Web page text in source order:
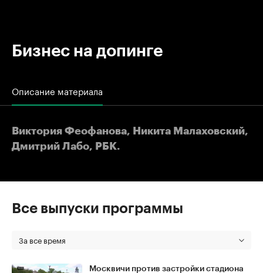
Бизнес на допинге
Описание материала
Виктория Феофанова, Никита Малаховский,
Дмитрий Лабо, РБК.
Все выпуски программы
За все время
Москвичи против застройки стадиона